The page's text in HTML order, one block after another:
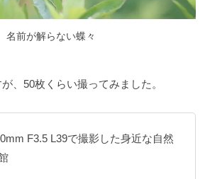
名前が解らない蝶々
、50枚くらい撮ってみました。
F3.5 L39で撮影した身近な自然